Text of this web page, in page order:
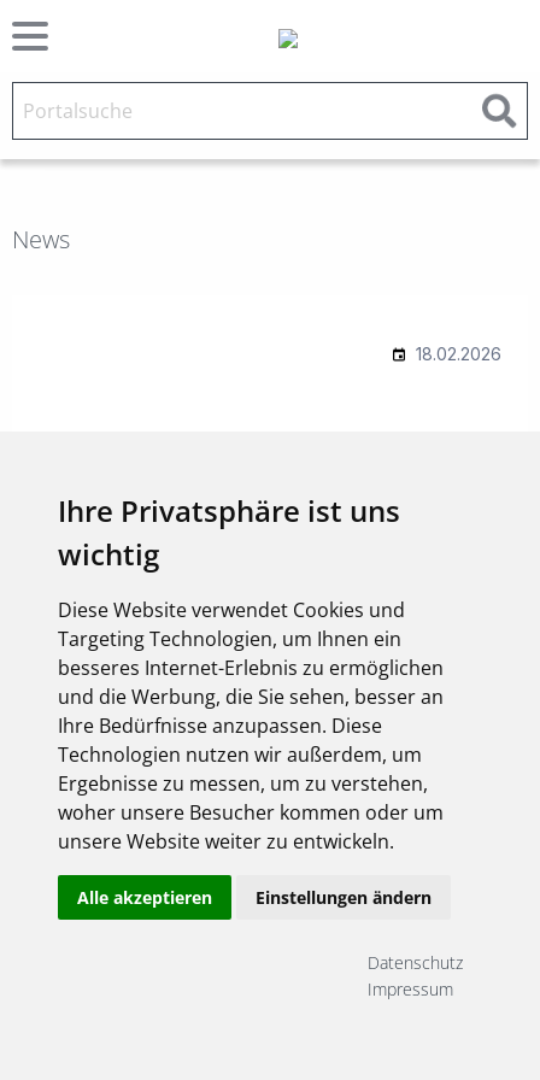
Ihre Privatsphäre ist uns
wichtig
Diese Website verwendet Cookies und
Targeting Technologien, um Ihnen ein
besseres Internet-Erlebnis zu ermöglichen
und die Werbung, die Sie sehen, besser an
Ihre Bedürfnisse anzupassen. Diese
Technologien nutzen wir außerdem, um
Ergebnisse zu messen, um zu verstehen,
woher unsere Besucher kommen oder um
unsere Website weiter zu entwickeln.
Alle akzeptieren Einstellungen ändern
Datenschutz
Impressum
News